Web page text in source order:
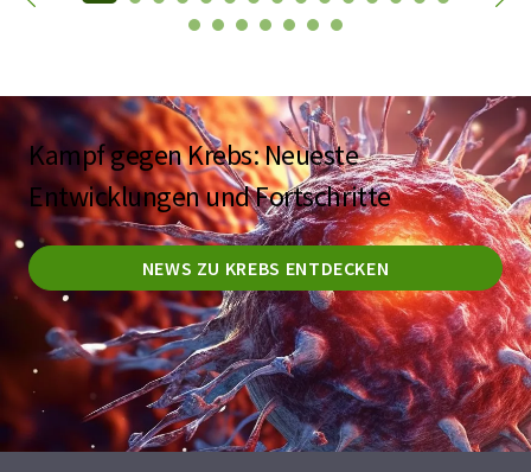
Kampf gegen Krebs: Neueste
Entwicklungen und Fortschritte
NEWS ZU KREBS ENTDECKEN